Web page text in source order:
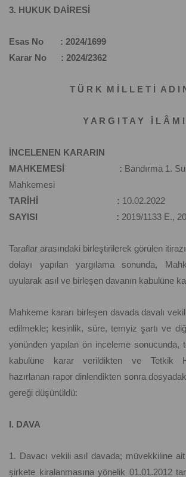
3. HUKUK DAİRESİ
Esas No : 2024/1699
Karar No : 2024/2362
T Ü R K M İ L L E T İ A D I
Y A R G I T A Y İ L Â M I
İNCELENEN KARARIN
MAHKEMESİ : Bandırma 1.
Mahkemesi
TARİHİ : 10.02.2022
SAYISI : 2019/1133 E.,
Taraflar arasındaki birleştirilerek görülen
dolayı yapılan yargılama sonunda,
uyularak asıl ve birleşen davanın kabulüne
Mahkeme kararı birleşen davada davalı
edilmekle; kesinlik, süre, temyiz şartı ve
yönünden yapılan ön inceleme sonucunda,
kabulüne karar verildikten ve Tetkik
hazırlanan rapor dinlendikten sonra
gereği düşünüldü:
I. DAVA
1. Davacı vekili asıl davada; müvekkiline ait
şirkete kiralanmasına yönelik 01.01.2012